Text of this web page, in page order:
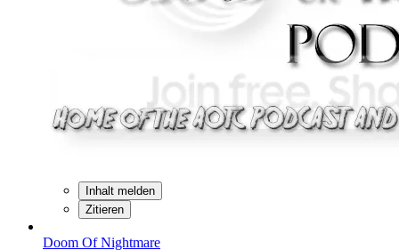
Inhalt melden
Zitieren
Doom Of Nightmare